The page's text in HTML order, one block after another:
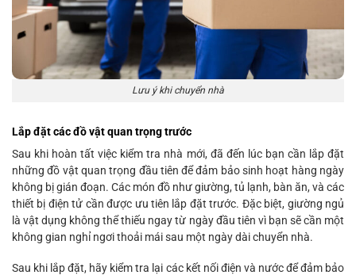
Lưu ý khi chuyển nhà
Lắp đặt các đồ vật quan trọng trước
Sau khi hoàn tất việc kiểm tra nhà mới, đã đến lúc bạn cần lắp đặt
những đồ vật quan trọng đầu tiên để đảm bảo sinh hoạt hàng ngày
không bị gián đoạn. Các món đồ như giường, tủ lạnh, bàn ăn, và các
thiết bị điện tử cần được ưu tiên lắp đặt trước. Đặc biệt, giường ngủ
là vật dụng không thể thiếu ngay từ ngày đầu tiên vì bạn sẽ cần một
không gian nghỉ ngơi thoải mái sau một ngày dài chuyển nhà.
Sau khi lắp đặt, hãy kiểm tra lại các kết nối điện và nước để đảm bảo